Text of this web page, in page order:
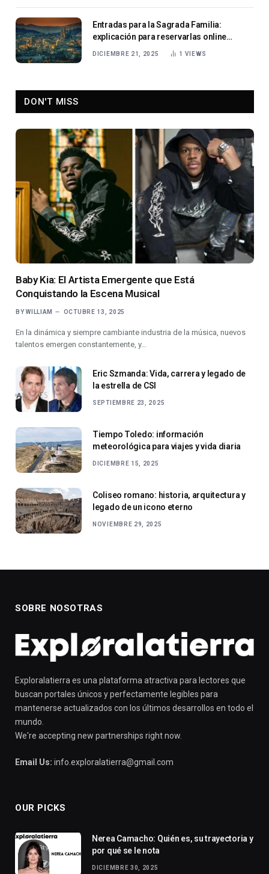
Entradas para la Sagrada Familia:
explicación para reservarlas online
fácilmente
DICIEMBRE 21, 2025 1 VIEWS
DON'T MISS
Baby Kia: El Artista Emergente que Está
Conquistando la Escena Musical
BY WILLIAM OCTUBRE 13, 2025
En la dinámica y siempre cambiante industria de la música, nuevos
talentos emergen constantemente, y…
Eric Szmanda: Vida, carrera y legado de
la estrella de CSI
SEPTIEMBRE 23, 2025
Tiempo Toledo: información
meteorológica para viajes y vida diaria
DICIEMBRE 15, 2025
Coliseo romano: historia, arquitectura y
legado de un icono eterno
NOVIEMBRE 29, 2025
SOBRE NOSOTRAS
Exploralatierra es una plataforma atractiva para lectores que
buscan portales únicos y perfectamente legibles para
mantenerse actualizados con los últimos desarrollos en todo el
mundo.
We're accepting new partnerships right now.
Email Us: info.exploralatierra@gmail.com
OUR PICKS
Nerea Camacho: Quién es, su trayectoria y
por qué se le nota
DICIEMBRE 30, 2025